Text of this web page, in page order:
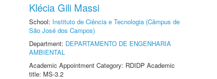
Klécia Gili Massi
School: Instituto de Ciência e Tecnologia (Câmpus de
São José dos Campos)
Department: DEPARTAMENTO DE ENGENHARIA
AMBIENTAL
Academic Appointment Category: RDIDP Academic
title: MS-3.2